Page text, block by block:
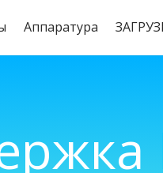
Aппаратура